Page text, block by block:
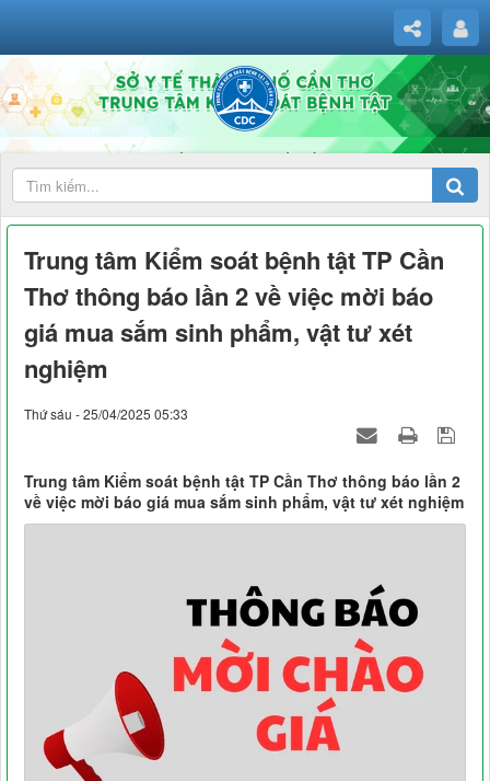
Trung tâm Kiểm soát bệnh tật TP Cần
Thơ thông báo lần 2 về việc mời báo
giá mua sắm sinh phẩm, vật tư xét
nghiệm
Thứ sáu - 25/04/2025 05:33
Trung tâm Kiểm soát bệnh tật TP Cần Thơ thông báo lần 2
về việc mời báo giá mua sắm sinh phẩm, vật tư xét nghiệm